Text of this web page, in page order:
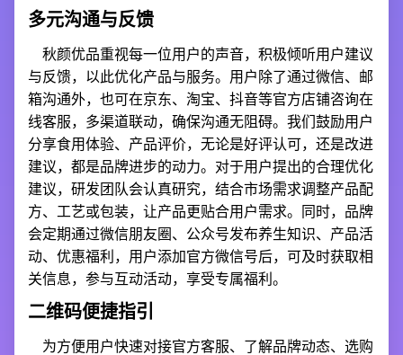
多元沟通与反馈
秋颜优品重视每一位用户的声音，积极倾听用户建议
与反馈，以此优化产品与服务。用户除了通过微信、邮
箱沟通外，也可在京东、淘宝、抖音等官方店铺咨询在
线客服，多渠道联动，确保沟通无阻碍。我们鼓励用户
分享食用体验、产品评价，无论是好评认可，还是改进
建议，都是品牌进步的动力。对于用户提出的合理优化
建议，研发团队会认真研究，结合市场需求调整产品配
方、工艺或包装，让产品更贴合用户需求。同时，品牌
会定期通过微信朋友圈、公众号发布养生知识、产品活
动、优惠福利，用户添加官方微信号后，可及时获取相
关信息，参与互动活动，享受专属福利。
二维码便捷指引
为方便用户快速对接官方客服、了解品牌动态、选购